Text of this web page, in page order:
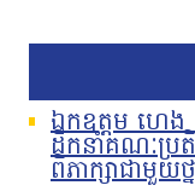
ឯកឧត្តម ហេង
ដឹកនាំគណៈប្រតិ
ពិភាក្សាជាមួយ